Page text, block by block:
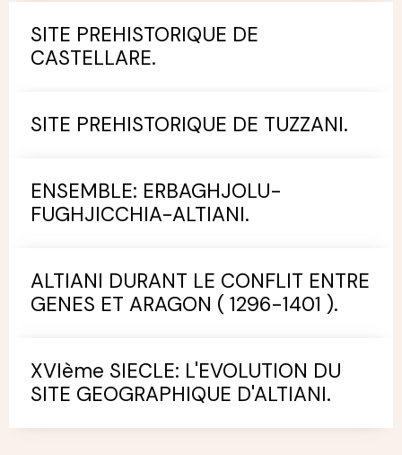
SITE PREHISTORIQUE DE
CASTELLARE.
SITE PREHISTORIQUE DE TUZZANI.
ENSEMBLE: ERBAGHJOLU-
FUGHJICCHIA-ALTIANI.
ALTIANI DURANT LE CONFLIT ENTRE
GENES ET ARAGON ( 1296-1401 ).
XVIème SIECLE: L'EVOLUTION DU
SITE GEOGRAPHIQUE D'ALTIANI.